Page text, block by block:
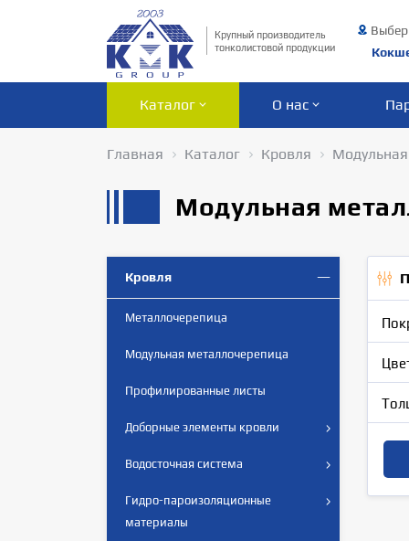
Крупный производитель
тонколистовой продукции
Каталог О нас
Главная Каталог Кровля
Модульная
Кровля
Металлочерепица
Модульная металлочерепица
Профилированные листы
Доборные элементы кровли
Водосточная система
Гидро-пароизоляционные
материалы